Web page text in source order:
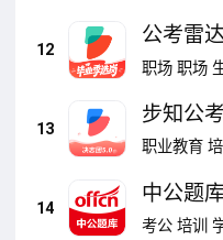
12
公考雷
企，一键
职场 职场
13
步知公考
职业教育
14
中公题
考公 培训